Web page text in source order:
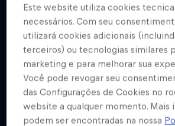
Este website utiliza cookies
necessários. Com seu
utilizará cookies adicionais
terceiros) ou tecnologias similares
marketing e para melhorar sua
Você pode revogar seu
das Configurações de Cookies no
website a qualquer momento. Mais
podem ser encontradas na nossa